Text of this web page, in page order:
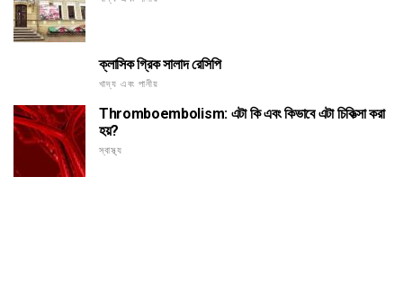
ক্লাসিক গ্রিক সালাদ রেসিপি
খাদ্য এবং পানীয়
Thromboembolism: এটা কি এবং কিভাবে এটা চিকিত্সা করা
হয়?
স্বাস্থ্য